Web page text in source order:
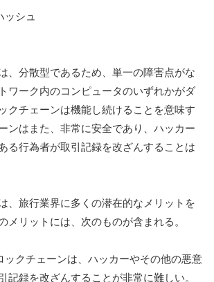
ッシュ
、分散型であるため、単一の障害点がな
ワーク内のコンピュータのいずれかがダ
クチェーンは機能し続けることを意味す
ンはまた、非常に安全であり、ハッカー
る行為者が取引記録を改ざんすることは
、旅行業界に多くの潜在的なメリットを
メリットには、次のものが含まれる。
ックチェーンは、ハッカーやその他の悪意
記録を改ざんすることが非常に難しい。